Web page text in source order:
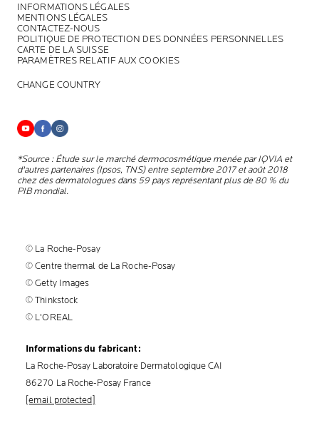
INFORMATIONS LÉGALES
MENTIONS LÉGALES
CONTACTEZ-NOUS
POLITIQUE DE PROTECTION DES DONNÉES PERSONNELLES
CARTE DE LA SUISSE
PARAMÈTRES RELATIF AUX COOKIES
CHANGE COUNTRY
*Source : Étude sur le marché dermocosmétique menée par IQVIA et
d'autres partenaires (Ipsos, TNS) entre septembre 2017 et août 2018
chez des dermatologues dans 59 pays représentant plus de 80 % du
PIB mondial.
© La Roche-Posay
© Centre thermal de La Roche-Posay
© Getty Images
© Thinkstock
© L'OREAL
Informations du fabricant:
La Roche-Posay Laboratoire Dermatologique CAI
86270 La Roche-Posay France
[email protected]